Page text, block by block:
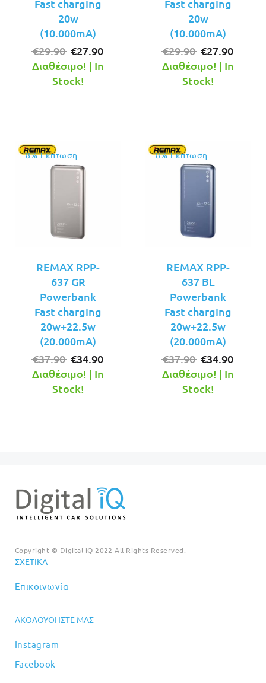
Fast charging
20w
(10.000mA)
€29.90 Original
price
was:
€27.90
Διαθέσιμο! | In
Stock!
Fast charging
20w
(10.000mA)
€29.90 Original
price
was:
€27.90
Διαθέσιμο! | In
Stock!
8% Έκπτωση
REMAX RPP-
637 GR
Powerbank
Fast charging
20w+22.5w
(20.000mA)
€37.90 Original
price
was:
€34.90
Διαθέσιμο! | In
Stock!
8% Έκπτωση
REMAX RPP-
637 BL
Powerbank
Fast charging
20w+22.5w
(20.000mA)
€37.90 Original
price
was:
€34.90
Διαθέσιμο! | In
Stock!
Copyright © Digital iQ 2022 All Rights Reserved.
ΣΧΕΤΙΚΆ
Επικοινωνία
ΑΚΟΛΟΥΘΉΣΤΕ ΜΑΣ
Instagram
Facebook